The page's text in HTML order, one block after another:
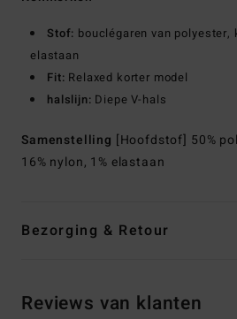
Stof: bouclégaren van polyester,
elastaan
Fit: Relaxed korter model
halslijn: Diepe V-hals
Samenstelling [Hoofdstof] 50%
16% nylon, 1% elastaan
Bezorging & Retour
Reviews van klanten